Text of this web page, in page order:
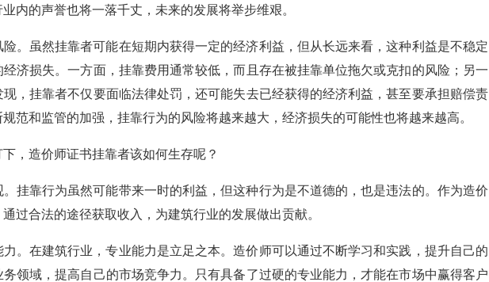
内的声誉也将一落千丈，未来的发展将举步维艰。
。虽然挂靠者可能在短期内获得一定的经济利益，但从长远来看，这种利益是不稳定
济损失。一方面，挂靠费用通常较低，而且存在被挂靠单位拖欠或克扣的风险；另一
，挂靠者不仅要面临法律处罚，还可能失去已经获得的经济利益，甚至要承担赔偿责
范和监管的加强，挂靠行为的风险将越来越大，经济损失的可能性也将越来越高。
，造价师证书挂靠者该如何生存呢？
挂靠行为虽然可能带来一时的利益，但这种行为是不道德的，也是违法的。作为造价
过合法的途径获取收入，为建筑行业的发展做出贡献。
。在建筑行业，专业能力是立足之本。造价师可以通过不断学习和实践，提升自己的
领域，提高自己的市场竞争力。只有具备了过硬的专业能力，才能在市场中赢得客户